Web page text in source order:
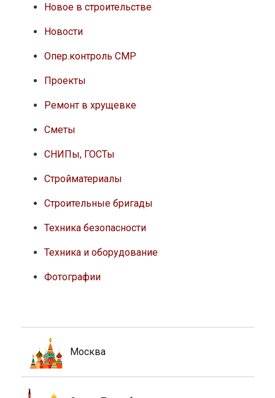
Новое в строительстве
Новости
Опер.контроль СМР
Проекты
Ремонт в хрущевке
Сметы
СНИПы, ГОСТы
Стройматериалы
Строительные бригады
Техника безопасности
Техника и оборудование
Фотографии
Москва